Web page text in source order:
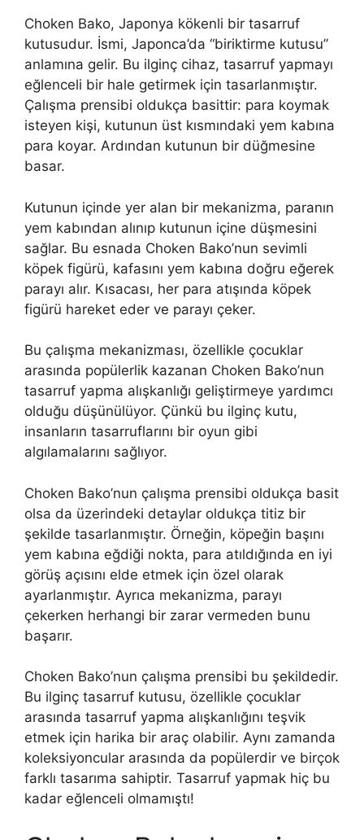
Choken Bako, Japonya kökenli bir tasarruf
kutusudur. İsmi, Japonca’da “biriktirme kutusu”
anlamına gelir. Bu ilginç cihaz, tasarruf yapmayı
eğlenceli bir hale getirmek için tasarlanmıştır.
Çalışma prensibi oldukça basittir: para koymak
isteyen kişi, kutunun üst kısmındaki yem kabına
para koyar. Ardından kutunun bir düğmesine
basar.
Kutunun içinde yer alan bir mekanizma, paranın
yem kabından alınıp kutunun içine düşmesini
sağlar. Bu esnada Choken Bako’nun sevimli
köpek figürü, kafasını yem kabına doğru eğerek
parayı alır. Kısacası, her para atışında köpek
figürü hareket eder ve parayı çeker.
Bu çalışma mekanizması, özellikle çocuklar
arasında popülerlik kazanan Choken Bako’nun
tasarruf yapma alışkanlığı geliştirmeye yardımcı
olduğu düşünülüyor. Çünkü bu ilginç kutu,
insanların tasarruflarını bir oyun gibi
algılamalarını sağlıyor.
Choken Bako’nun çalışma prensibi oldukça basit
olsa da üzerindeki detaylar oldukça titiz bir
şekilde tasarlanmıştır. Örneğin, köpeğin başını
yem kabına eğdiği nokta, para atıldığında en iyi
görüş açısını elde etmek için özel olarak
ayarlanmıştır. Ayrıca mekanizma, parayı
çekerken herhangi bir zarar vermeden bunu
başarır.
Choken Bako’nun çalışma prensibi bu şekildedir.
Bu ilginç tasarruf kutusu, özellikle çocuklar
arasında tasarruf yapma alışkanlığını teşvik
etmek için harika bir araç olabilir. Aynı zamanda
koleksiyoncular arasında da popülerdir ve birçok
farklı tasarıma sahiptir. Tasarruf yapmak hiç bu
kadar eğlenceli olmamıştı!